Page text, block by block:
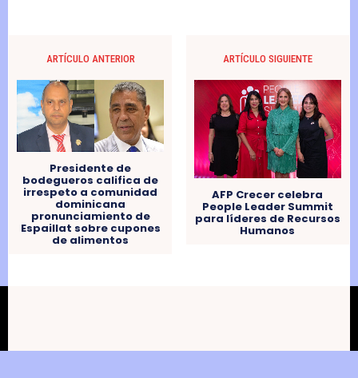
ARTÍCULO ANTERIOR
Presidente de
bodegueros califica de
irrespeto a comunidad
dominicana
pronunciamiento de
Espaillat sobre cupones
de alimentos
ARTÍCULO SIGUIENTE
AFP Crecer celebra
People Leader Summit
para líderes de Recursos
Humanos